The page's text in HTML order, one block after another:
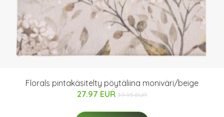
Florals pintakäsitelty pöytäliina moniväri/beige
27.97 EUR 39.95 EUR